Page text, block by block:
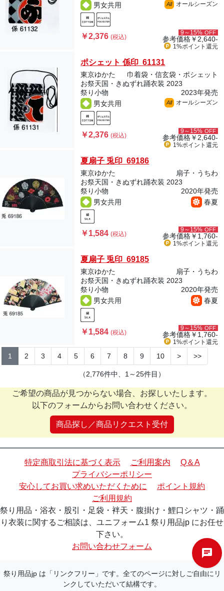
男女共用
All オールシーズン
￥2,376(税込)
9～15% OFF
参考価格￥2,640-
1%ポイント 還元
ポシェット 係印 61131
東京ゆかた
巾着袋・信玄袋・ポシェット
お祭天国・きぬずれ踊衣装 2023
祭り小物
2023年発売
男女共用
All オールシーズン
￥2,376(税込)
9～15% OFF
参考価格￥2,640-
1%ポイント 還元
夏扇子 兎印 69186
東京ゆかた
扇子・うちわ
お祭天国・きぬずれ踊衣装 2023
祭り小物
2020年発売
男女共用
春夏
￥1,584(税込)
9～15% OFF
参考価格￥1,760-
1%ポイント 還元
夏扇子 兎印 69185
東京ゆかた
扇子・うちわ
お祭天国・きぬずれ踊衣装 2023
祭り小物
2020年発売
男女共用
春夏
￥1,584(税込)
9～15% OFF
参考価格￥1,760-
1%ポイント 還元
1 2 3 4 5 6 7 8 9 10 > >>
（2,776件中、1～25件目）
ご希望の商品が見つからない場合、お探しいたします。
以下のフォームからお問い合わせください。
商品探し／商品リクエスト受付
特定商取引法に基づく表示 ご利用案内
Q＆A
プライバシーポリシー
安心してお買い求めいただくために
ポイント規約
ご利用規約
祭り用品・浴衣・股引・足袋・袢天・腹掛け・鯉口シャツ・踊
り衣装に関するご相談は、ユニフォーム1 祭り用品jp にお任せ
下さい。
お問い合わせフォーム
祭り用品jp は「リンクフリー」です。全てのページに対しご自由にリ
ンクしていただいて結構です。